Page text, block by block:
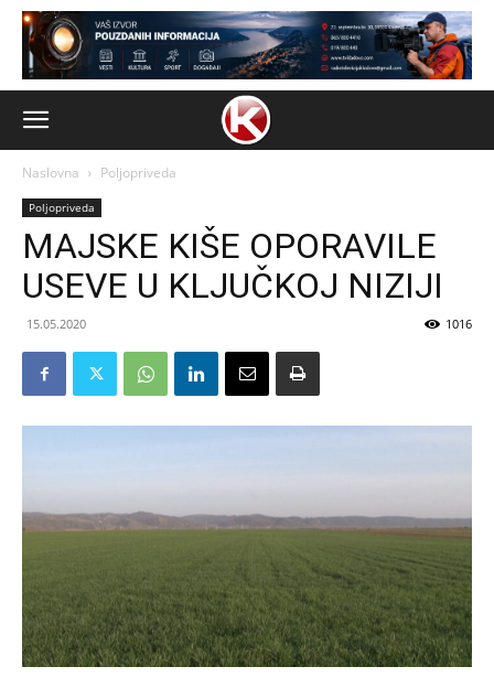
Naslovna Poljopriveda
Poljopriveda
MAJSKE KIŠE OPORAVILE
USEVE U KLJUČKOJ NIZIJI
15.05.2020 1016